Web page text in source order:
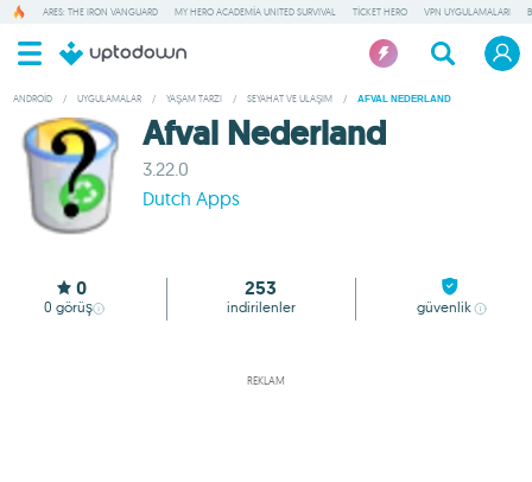
ARES: THE IRON VANGUARD MY HERO ACADEMIA UNITED SURVIVAL TICKET HERO VPN UYGULAMALARI
ANDROID / UYGULAMALAR / YAŞAM TARZI / SEYAHAT VE ULAŞIM / AFVAL NEDERLAND
Afval Nederland
3.22.0
Dutch Apps
0
0 görüş
253
indirilenler güvenlik
REKLAM